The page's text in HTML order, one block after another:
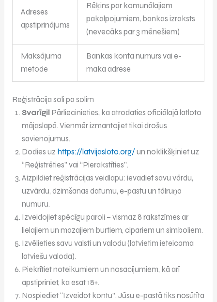
Adreses
apstiprinājums
Rēķins par komunālajiem
pakalpojumiem, bankas izraksts
(nevecāks par 3 mēnešiem)
Maksājuma
metode
Bankas konta numurs vai e-
maka adrese
Reģistrācija soli pa solim
Svarīgi! Pārliecinieties, ka atrodaties oficiālajā latloto
mājaslapā. Vienmēr izmantojiet tikai drošus
savienojumus.
Dodies uz https://latvijasloto.org/ un noklikšķiniet uz
“Reģistrēties” vai “Pierakstīties”.
Aizpildiet reģistrācijas veidlapu: ievadiet savu vārdu,
uzvārdu, dzimšanas datumu, e-pastu un tālruņa
numuru.
Izveidojiet spēcīgu paroli – vismaz 8 rakstzīmes ar
lielajiem un mazajiem burtiem, cipariem un simboliem.
Izvēlieties savu valsti un valodu (latvietim ieteicama
latviešu valoda).
Piekrītiet noteikumiem un nosacījumiem, kā arī
apstipriniet, ka esat 18+.
Nospiediet “Izveidot kontu”. Jūsu e-pastā tiks nosūtīta